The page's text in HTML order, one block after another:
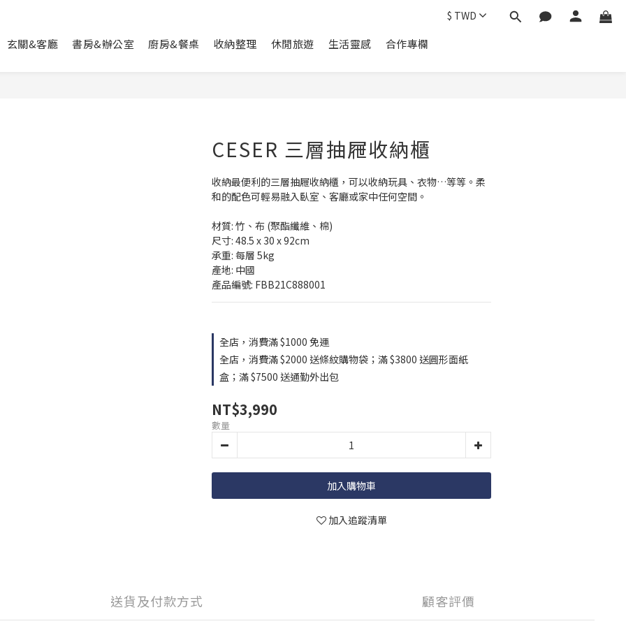
玄關&客廳 書房&辦公室 廚房&餐桌 收納整理 休閒旅遊 生活靈感 合作專欄
$ TWD
CESER 三層抽屜收納櫃
收納最便利的三層抽屜收納櫃，可以收納玩具、衣物…等等。柔
和的配色可輕易融入臥室、客廳或家中任何空間。
材質: 竹、布 (聚酯纖維、棉)
尺寸: 48.5 x 30 x 92cm
承重: 每層 5kg
產地: 中國
產品編號: FBB21C888001
全店，消費滿 $1000 免運
全店，消費滿 $2000 送條紋購物袋；滿 $3800 送圓形面紙
盒；滿 $7500 送通勤外出包
NT$3,990
數量
加入購物車
加入追蹤清單
送貨及付款方式 顧客評價